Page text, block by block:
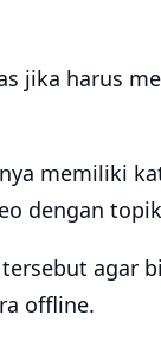
jika harus
memiliki
dengan
agar
offline.